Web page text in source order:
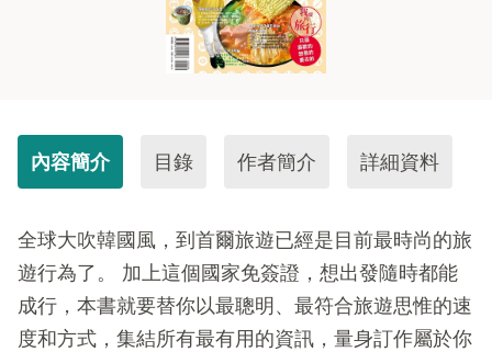
內容簡介 目錄 作者簡介 詳細資料
全球大吹韓國風，到首爾旅遊已經是目前最時尚的旅
遊行為了。 加上這個國家免簽證，想出發隨時都能
成行，本書就要替你以最聰明、最符合旅遊思惟的速
度和方式，集結所有最有用的資訊，量身訂作屬於你